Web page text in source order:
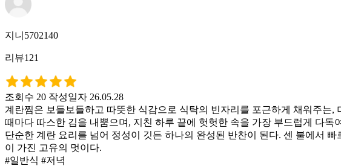
지니5702140
리뷰121
조회수 20 작성일자 26.05.28
계란찜은 보들보들하고 따뜻한 식감으로 식탁의 빈자리를 포근하게 채워주는
때마다 따스한 김을 내뿜으며, 지친 하루 끝에 헛헛한 속을 가장 부드럽게 다
단순한 계란 요리를 넘어 정성이 깃든 하나의 완성된 반찬이 된다. 센 불에서
이 가진 고유의 멋이다.
#일반식 #저녁